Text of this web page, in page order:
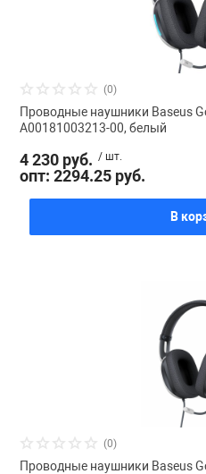
(0)
Проводные наушники Baseus
A00181003213-00, белый
4 230 руб. / шт.
опт: 2294.25 руб.
В
(0)
Проводные наушники Baseus